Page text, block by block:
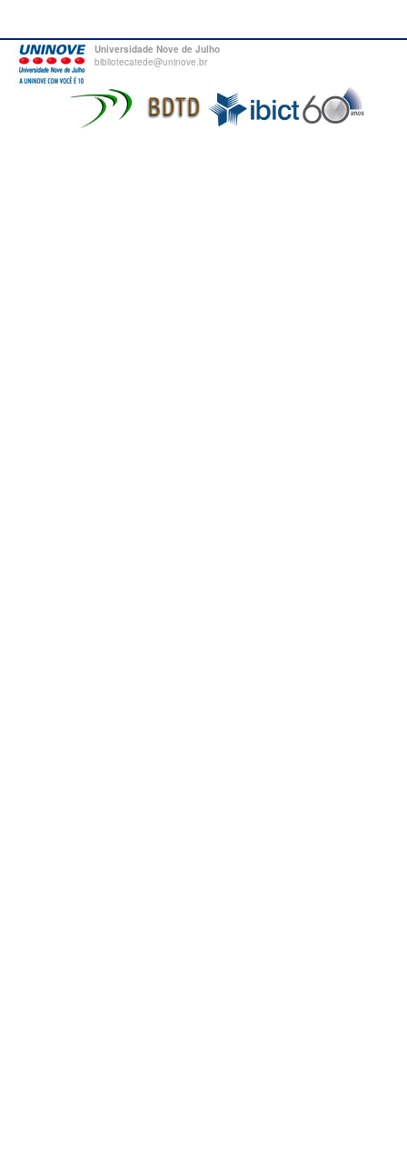
Universidade Nove de Julho
bibliotecatede@uninove.br